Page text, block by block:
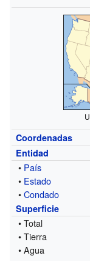
Coordenadas
Entidad
• País
• Estado
•Condado
Superficie
• Total
• Tierra
• Agua